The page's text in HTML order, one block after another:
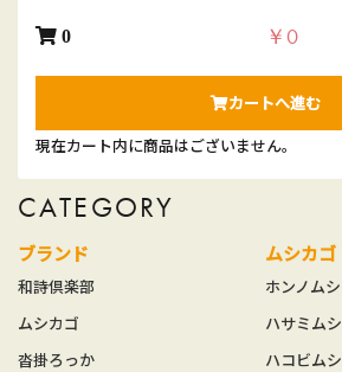
0 ￥0
カートへ進む
現在カート内に商品はございません。
CATEGORY
ブランド
和詩倶楽部
ムシカゴ
沓掛ろっか
ムシカゴ
ホンノムシ
ハサミムシ
ハコビムシ